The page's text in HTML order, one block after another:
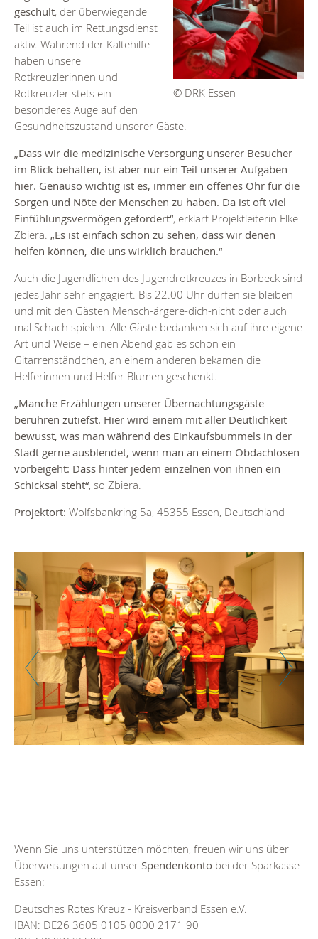
© DRK Essen
geschult, der überwiegende
Teil ist auch im Rettungsdienst
aktiv. Während der Kältehilfe
haben unsere
Rotkreuzlerinnen und
Rotkreuzler stets ein
besonderes Auge auf den
Gesundheitszustand unserer Gäste.
„Dass wir die medizinische Versorgung unserer Besucher
im Blick behalten, ist aber nur ein Teil unserer Aufgaben
hier. Genauso wichtig ist es, immer ein offenes Ohr für die
Sorgen und Nöte der Menschen zu haben. Da ist oft viel
Einfühlungsvermögen gefordert“, erklärt Projektleiterin Elke
Zbiera. „Es ist einfach schön zu sehen, dass wir denen
helfen können, die uns wirklich brauchen.“
Auch die Jugendlichen des Jugendrotkreuzes in Borbeck sind
jedes Jahr sehr engagiert. Bis 22.00 Uhr dürfen sie bleiben
und mit den Gästen Mensch-ärgere-dich-nicht oder auch
mal Schach spielen. Alle Gäste bedanken sich auf ihre eigene
Art und Weise – einen Abend gab es schon ein
Gitarrenständchen, an einem anderen bekamen die
Helferinnen und Helfer Blumen geschenkt.
„Manche Erzählungen unserer Übernachtungsgäste
berühren zutiefst. Hier wird einem mit aller Deutlichkeit
bewusst, was man während des Einkaufsbummels in der
Stadt gerne ausblendet, wenn man an einem Obdachlosen
vorbeigeht: Dass hinter jedem einzelnen von ihnen ein
Schicksal steht“, so Zbiera.
Projektort: Wolfsbankring 5a, 45355 Essen, Deutschland
Zurück Weiter
Wenn Sie uns unterstützen möchten, freuen wir uns über
Überweisungen auf unser Spendenkonto bei der Sparkasse
Essen:
Deutsches Rotes Kreuz - Kreisverband Essen e.V.
IBAN: DE26 3605 0105 0000 2171 90